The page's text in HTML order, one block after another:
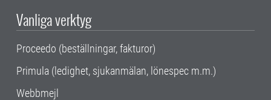
Vanliga verktyg
Proceedo (beställningar, fakturor)
Primula (ledighet, sjukanmälan, lönespec m.m.)
Webbmejl